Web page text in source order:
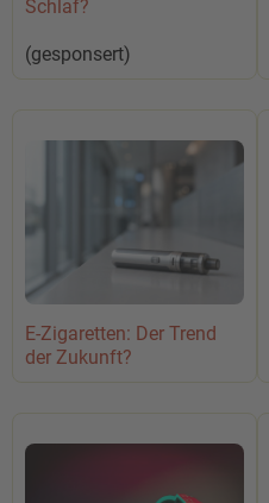
Schlaf?
(gesponsert)
E-Zigaretten: Der Trend
der Zukunft?